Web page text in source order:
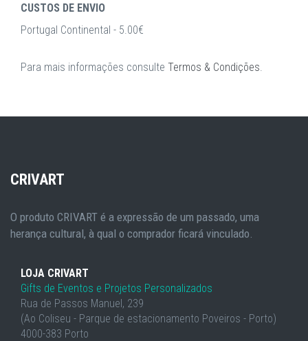
CUSTOS DE ENVIO
Portugal Continental - 5.00€
Para mais informações consulte Termos & Condições.
CRIVART
O produto CRIVART é a expressão de um passado, uma
herança cultural, à qual o comprador ficará vinculado.
LOJA CRIVART
Gifts de Eventos e Projetos Personalizados
Rua de Passos Manuel, 239
(Ao Coliseu - Parque de estacionamento Poveiros - Porto)
4000-383 Porto